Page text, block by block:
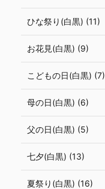
ひな祭り(白黒) (11)
お花見(白黒) (9)
こどもの日(白黒) (7)
母の日(白黒) (6)
父の日(白黒) (5)
七夕(白黒) (13)
夏祭り(白黒) (16)